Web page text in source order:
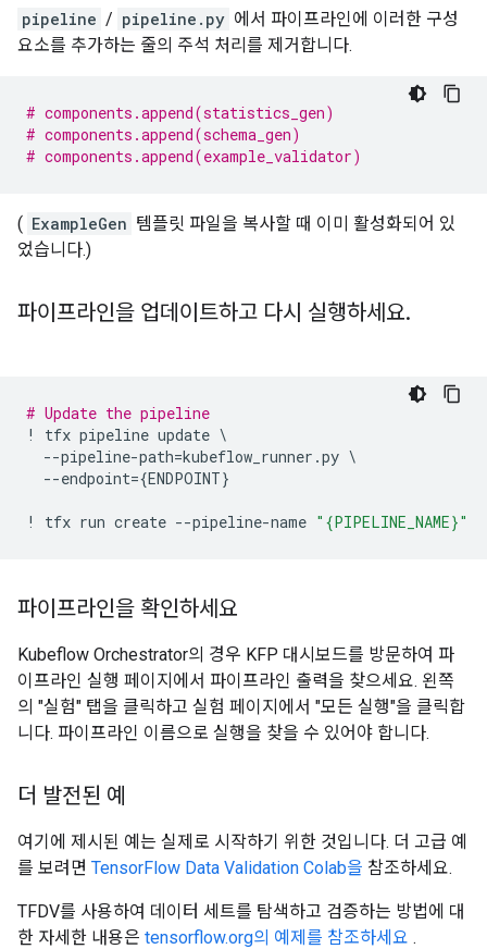
pipeline / pipeline.py 에서 파이프라인에 이러한 구성
요소를 추가하는 줄의 주석 처리를 제거합니다.
# components.append(statistics_gen)
# components.append(schema_gen)
# components.append(example_validator)
( ExampleGen 템플릿 파일을 복사할 때 이미 활성화되어 있
었습니다.)
파이프라인을 업데이트하고 다시 실행하세요.
# Update the pipeline
!
tfx pipeline update \
--pipeline-path=kubeflow_runner .py \
--endpoint={ENDPOINT}
! tfx run create --pipeline-name " {PIPELINE_NAME}"
파이프라인을 확인하세요
Kubeflow Orchestrator의 경우 KFP 대시보드를 방문하여 파
이프라인 실행 페이지에서 파이프라인 출력을 찾으세요. 왼쪽
의 "실험" 탭을 클릭하고 실험 페이지에서 "모든 실행"을 클릭합
니다. 파이프라인 이름으로 실행을 찾을 수 있어야 합니다.
더 발전된 예
여기에 제시된 예는 실제로 시작하기 위한 것입니다. 더 고급 예
를 보려면 TensorFlow Data Validation Colab을 참조하세요.
TFDV를 사용하여 데이터 세트를 탐색하고 검증하는 방법에 대
한 자세한 내용은 tensorflow.org의 예제를 참조하세요 .